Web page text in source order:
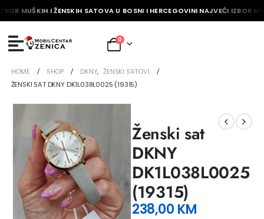
MUŠKIH I ŽENSKIH SATOVA U BOSNI I HERCEGOVINI NAJVEĆI IZBOR
0
HOME SHOP DKNY, ŽENSKI SATOVI
ŽENSKI SAT DKNY DK1L038L0025 (19315)
Ženski sat
DKNY
DK1L038L0025
(19315)
238,00 KM